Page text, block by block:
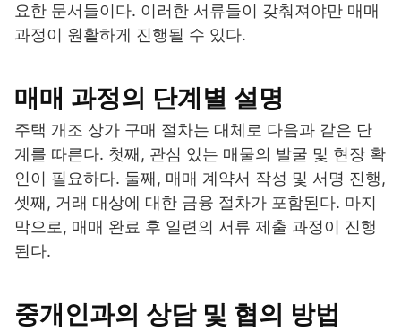
요한 문서들이다. 이러한 서류들이 갖춰져야만 매매
과정이 원활하게 진행될 수 있다.
매매 과정의 단계별 설명
주택 개조 상가 구매 절차는 대체로 다음과 같은 단
계를 따른다. 첫째, 관심 있는 매물의 발굴 및 현장 확
인이 필요하다. 둘째, 매매 계약서 작성 및 서명 진행,
셋째, 거래 대상에 대한 금융 절차가 포함된다. 마지
막으로, 매매 완료 후 일련의 서류 제출 과정이 진행
된다.
중개인과의 상담 및 협의 방법